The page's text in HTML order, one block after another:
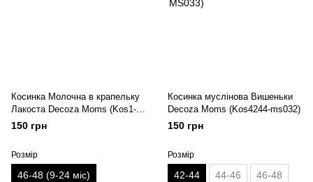
Косинка Молочна в крапельку
Лакоста Decoza Moms (Kos1-
LAK04-01)
150 грн
Розмір
46-48 (9-24 міс)
Косинка муслінова Вишеньки
Decoza Moms (Kos4244-ms032)
150 грн
Розмір
42-44 44-46 46-48